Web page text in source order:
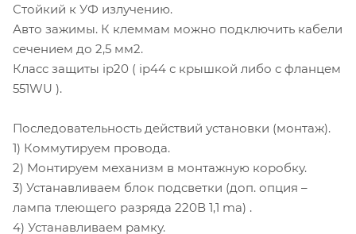
Стойкий к УФ излучению.
Авто зажимы. К клеммам можно подключить кабели
сечением до 2,5 мм2.
Класс защиты ip20 ( ip44 с крышкой либо с фланцем
551WU ).
Последовательность действий установки (монтаж).
1) Коммутируем провода.
2) Монтируем механизм в монтажную коробку.
3) Устанавливаем блок подсветки (доп. опция –
лампа тлеющего разряда 220В 1,1 ma) .
4) Устанавливаем рамку.